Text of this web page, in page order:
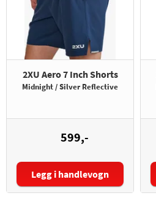
2XU Aero 7 Inch Shorts
Midnight / Silver Reflective
599,-
Størrelse:
Legg i handlevogn